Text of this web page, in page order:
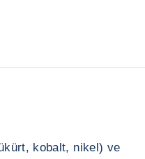
kobalt, nikel) ve